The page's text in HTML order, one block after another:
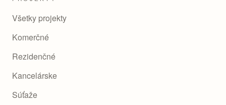
Všetky projekty
Komerčné
Rezidenčné
Kancelárske
Súťaže